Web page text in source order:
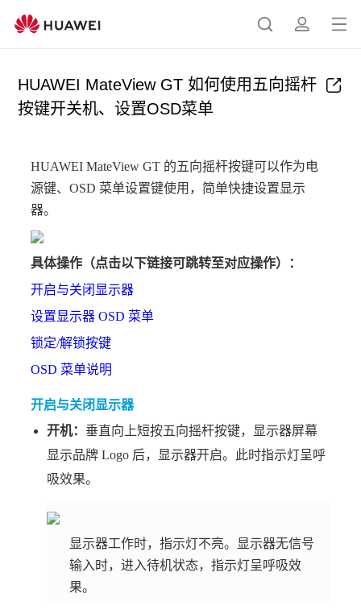
搜
简
打
单
HUAWEI MateView GT 如何使用五向摇杆
按键开关机、设置OSD菜单
HUAWEI MateView GT 的五向摇杆按键可以作为电
源键、OSD 菜单设置键使用，简单快捷设置显示
器。
具体操作（点击以下链接可跳转至对应操作）：
开启与关闭显示器
设置显示器 OSD 菜单
锁定/解锁按键
OSD 菜单说明
开启与关闭显示器
开机：垂直向上短按五向摇杆按键，显示器屏幕
显示品牌 Logo 后，显示器开启。此时指示灯呈呼
吸效果。
显示器工作时，指示灯不亮。显示器无信号
输入时，进入待机状态，指示灯呈呼吸效
果。